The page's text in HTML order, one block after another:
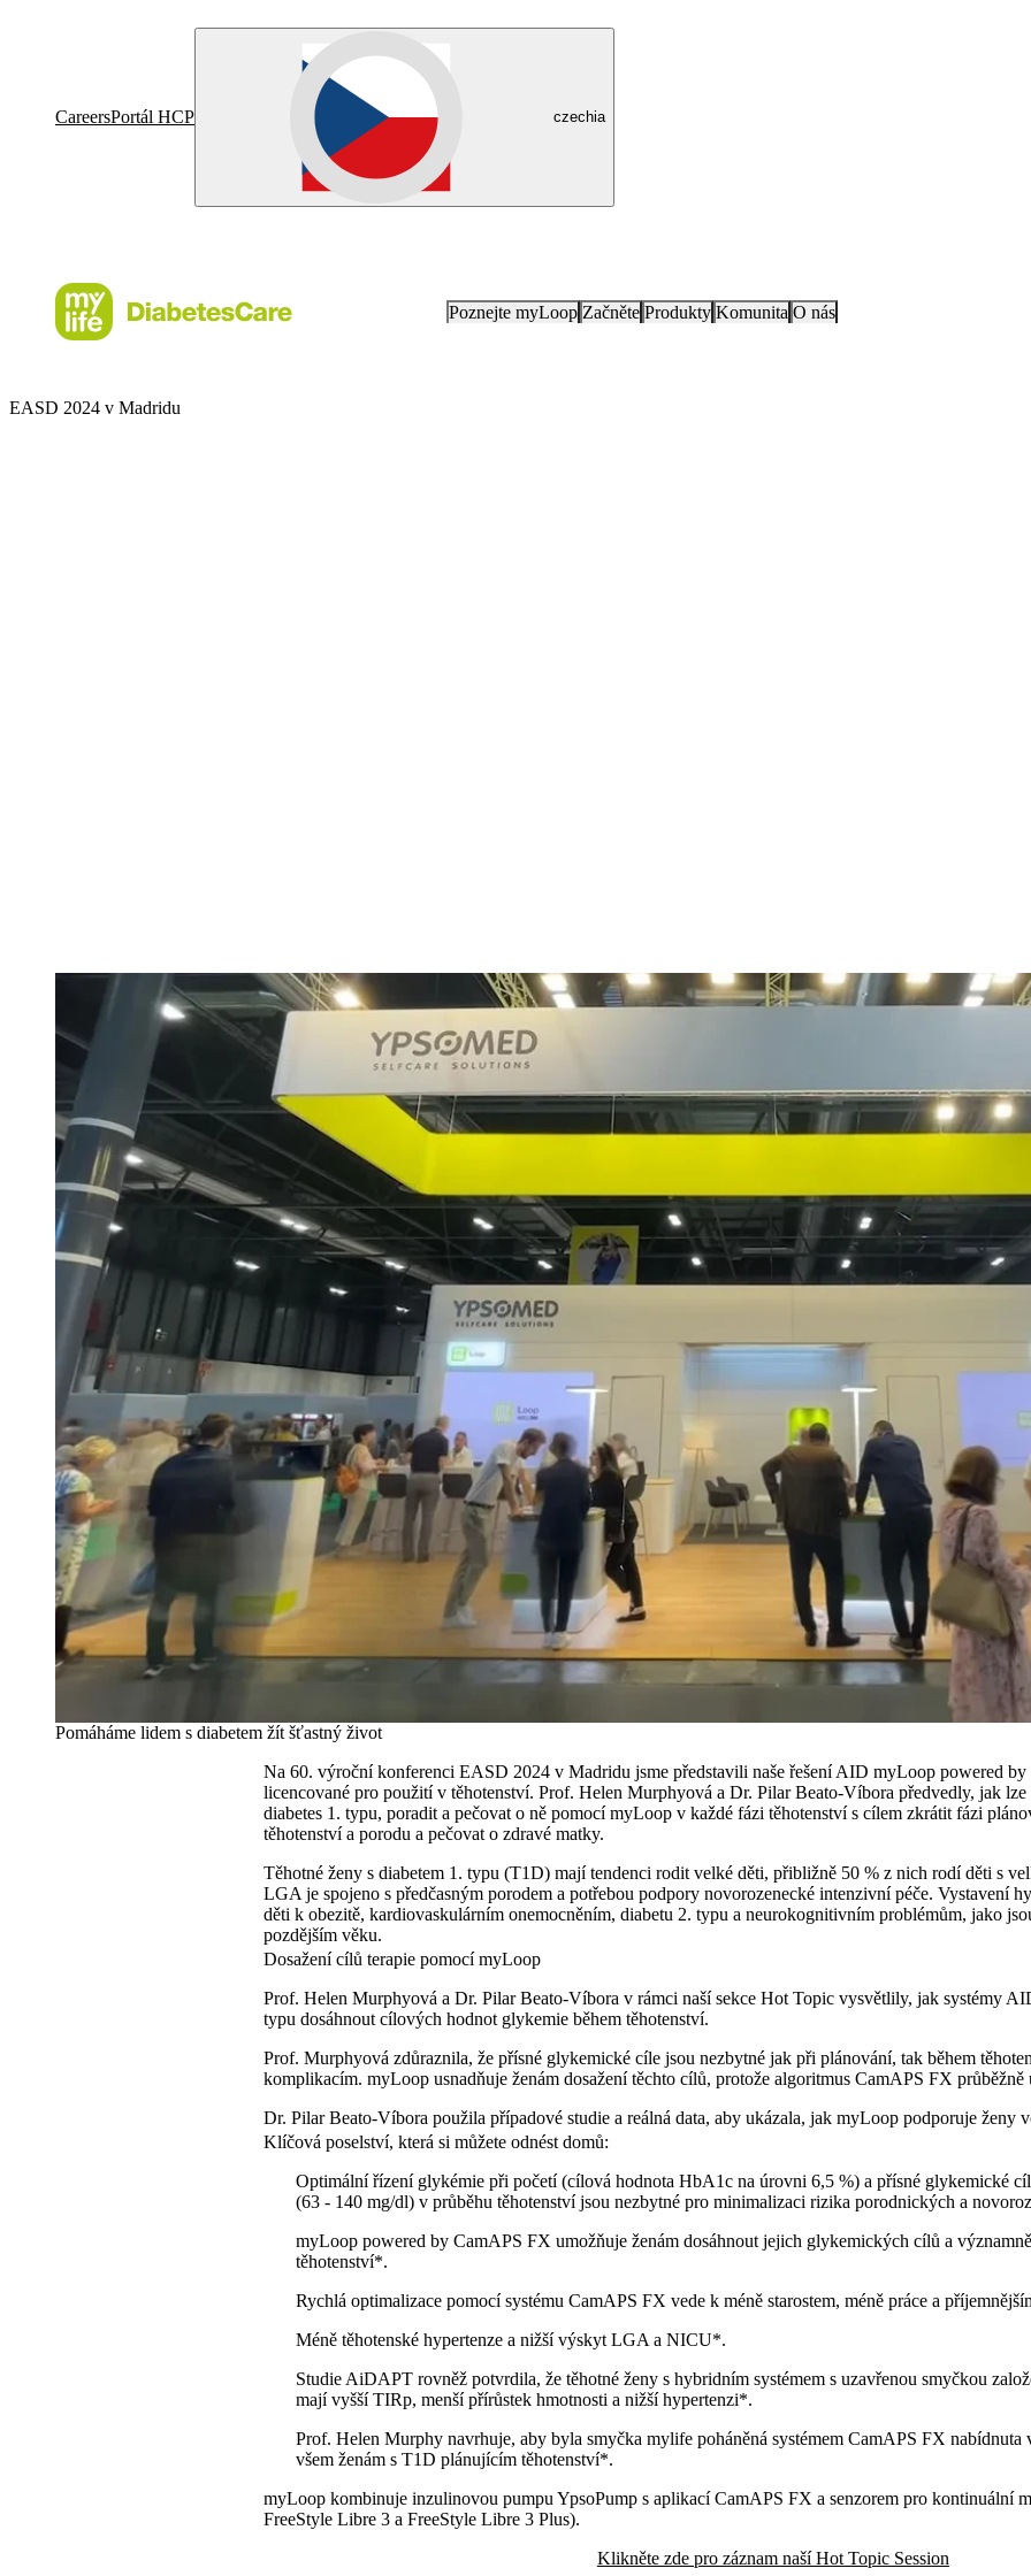
CareersPortál HCP czechia
Poznejte myLoop Začněte Produkty Komunita O nás
EASD 2024 v Madridu
Pomáháme lidem s diabetem žít šťastný život
Na 60. výroční konferenci EASD 2024 v Madridu jsme představili naše řešení AID myLoop powered
licencované pro použití v těhotenství. Prof. Helen Murphyová a Dr. Pilar Beato-Víbora předvedly, jak lze
diabetes 1. typu, poradit a pečovat o ně pomocí myLoop v každé fázi těhotenství s cílem zkrátit fázi
těhotenství a porodu a pečovat o zdravé matky.
Těhotné ženy s diabetem 1. typu (T1D) mají tendenci rodit velké děti, přibližně 50 % z nich rodí děti s
LGA je spojeno s předčasným porodem a potřebou podpory novorozenecké intenzivní péče. Vystavení
děti k obezitě, kardiovaskulárním onemocněním, diabetu 2. typu a neurokognitivním problémům, jako
pozdějším věku.
Dosažení cílů terapie pomocí myLoop
Prof. Helen Murphyová a Dr. Pilar Beato-Víbora v rámci naší sekce Hot Topic vysvětlily, jak systémy
typu dosáhnout cílových hodnot glykemie během těhotenství.
Prof. Murphyová zdůraznila, že přísné glykemické cíle jsou nezbytné jak při plánování, tak během
komplikacím. myLoop usnadňuje ženám dosažení těchto cílů, protože algoritmus CamAPS FX
Dr. Pilar Beato-Víbora použila případové studie a reálná data, aby ukázala, jak myLoop podporuje ženy
Klíčová poselství, která si můžete odnést domů:
Optimální řízení glykémie při početí (cílová hodnota HbA1c na úrovni 6,5 %) a přísné glykemické
(63 - 140 mg/dl) v průběhu těhotenství jsou nezbytné pro minimalizaci rizika porodnických a
myLoop powered by CamAPS FX umožňuje ženám dosáhnout jejich glykemických cílů a
těhotenství*.
Rychlá optimalizace pomocí systému CamAPS FX vede k méně starostem, méně práce a
Méně těhotenské hypertenze a nižší výskyt LGA a NICU*.
Studie AiDAPT rovněž potvrdila, že těhotné ženy s hybridním systémem s uzavřenou smyčkou
mají vyšší TIRp, menší přírůstek hmotnosti a nižší hypertenzi*.
Prof. Helen Murphy navrhuje, aby byla smyčka mylife poháněná systémem CamAPS FX nabídnuta
všem ženám s T1D plánujícím těhotenství*.
myLoop kombinuje inzulinovou pumpu YpsoPump s aplikací CamAPS FX a senzorem pro kontinuální
FreeStyle Libre 3 a FreeStyle Libre 3 Plus).
Klikněte zde pro záznam naší Hot Topic Session